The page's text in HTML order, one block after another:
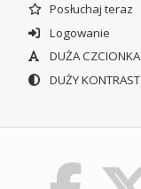
Posłuchaj teraz
Logowanie
DUŻA CZCIONKA
DUŻY KONTRAST